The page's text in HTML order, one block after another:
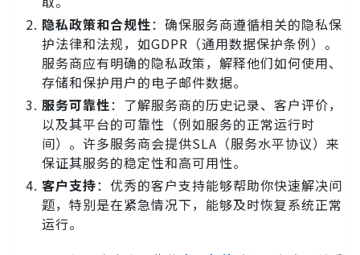
隐私政策和合规性：确保服务商遵循相关的隐私保
护法律和法规，如GDPR（通用数据保护条例）。
服务商应有明确的隐私政策，解释他们如何使用、
存储和保护用户的电子邮件数据。
服务可靠性：了解服务商的历史记录、客户评价，
以及其平台的可靠性（例如服务的正常运行时
间）。许多服务商会提供SLA（服务水平协议）来
保证其服务的稳定性和高可用性。
客户支持：优秀的客户支持能够帮助你快速解决问
题，特别是在紧急情况下，能够及时恢复系统正常
运行。